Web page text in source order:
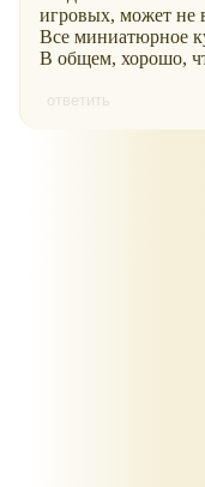
игровых, может не
Все миниатюрное
В общем, хорошо,
ответить